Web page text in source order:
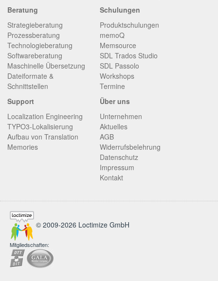
Beratung
Strategieberatung
Prozessberatung
Technologieberatung
Softwareberatung
Maschinelle Übersetzung
Dateiformate &
Schnittstellen
Schulungen
Produktschulungen
memoQ
Memsource
SDL Trados Studio
SDL Passolo
Workshops
Termine
Support
Localization Engineering
TYPO3-Lokalisierung
Aufbau von Translation
Memories
Über uns
Unternehmen
Aktuelles
AGB
Widerrufsbelehrung
Datenschutz
Impressum
Kontakt
© 2009-2026 Loctimize GmbH
Mitgliedschaften: